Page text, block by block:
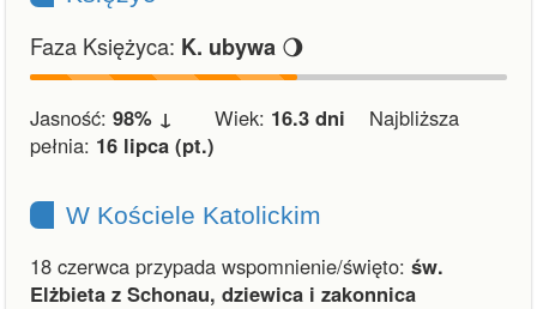
Faza Księżyca: K. ubywa 🌖
Jasność: 98% ↓ Wiek: 16.3 dni Najbliższa
pełnia: 16 lipca (pt.)
W Kościele Katolickim
18 czerwca przypada wspomnienie/święto: św.
Elżbieta z Schonau, dziewica i zakonnica